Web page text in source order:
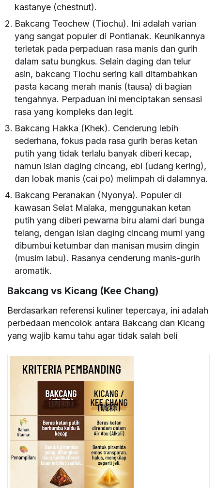
kastanye (chestnut).
Bakcang Teochew (Tiochu). Ini adalah varian
yang sangat populer di Pontianak. Keunikannya
terletak pada perpaduan rasa manis dan gurih
dalam satu bungkus. Selain daging dan telur
asin, bakcang Tiochu sering kali ditambahkan
pasta kacang merah manis (tausa) di bagian
tengahnya. Perpaduan ini menciptakan sensasi
rasa yang kompleks dan legit.
Bakcang Hakka (Khek). Cenderung lebih
sederhana, fokus pada rasa gurih beras ketan
putih yang tidak terlalu banyak diberi kecap,
namun isian daging cincang, ebi (udang kering),
dan lobak manis (cai po) melimpah di dalamnya.
Bakcang Peranakan (Nyonya). Populer di
kawasan Selat Malaka, menggunakan ketan
putih yang diberi pewarna biru alami dari bunga
telang, dengan isian daging cincang murni yang
dibumbui ketumbar dan manisan musim dingin
(musim labu). Rasanya cenderung manis-gurih
aromatik.
Bakcang vs Kicang (Kee Chang)
Berdasarkan referensi kuliner tepercaya, ini adalah
perbedaan mencolok antara Bakcang dan Kicang
yang wajib kamu tahu agar tidak salah beli